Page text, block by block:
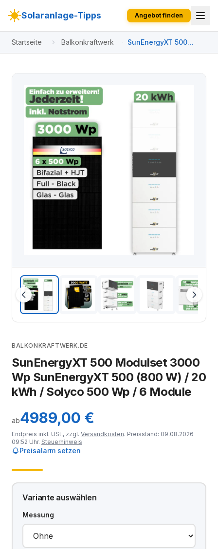
Solaranlage-Tipps Angebot finden
Startseite Balkonkraftwerk
SunEnergyXT 500
Modulset 3000 Wp
W) / 20 kWh / Solyco
BALKONKRAFTWERK.DE
SunEnergyXT 500 Modulset 3000
Wp SunEnergyXT 500 (800 W) / 20
kWh / Solyco 500 Wp / 6 Module
ab4989,00 €
Endpreis inkl. USt., zzgl. Versandkosten. Preisstand: 09.08.2026
09:52 Uhr. Steuerhinweis
Preisalarm setzen
Variante auswählen
Messung